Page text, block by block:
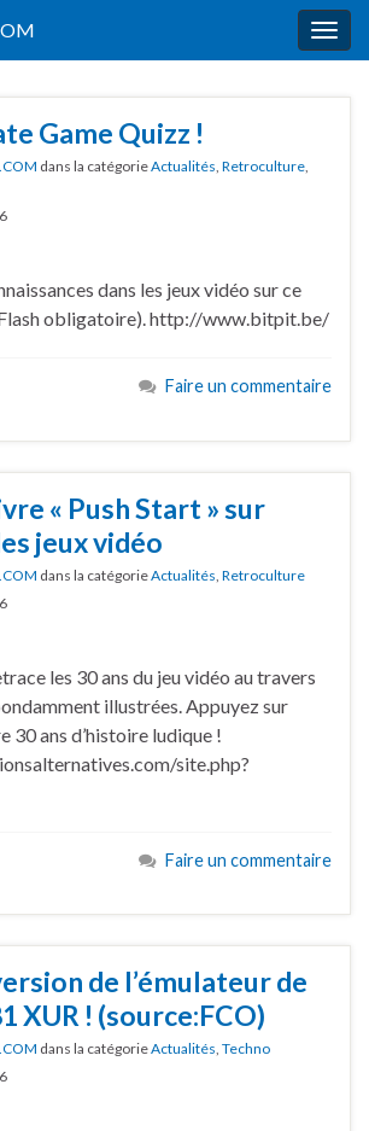
Game Quizz !
dans la catégorieActualités, Retroculture,
dans les jeux vidéo sur ce
obligatoire). http://www.bitpit.be/
Faire un commentaire
« Push Start » sur
jeux vidéo
dans la catégorieActualités Retroculture
les 30 ans du jeu vidéo au travers
illustrées. Appuyez sur
30 ans d’histoire ludique !
site.php?
Faire un commentaire
de l’émulateur de
XUR ! (source:FCO)
dans la catégorieActualités, Techno